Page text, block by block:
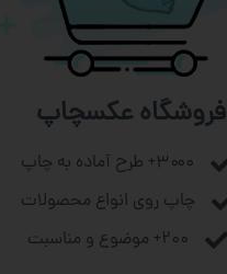
فروشگاه عکسچاپ
۳۰۰۰+ طرح آماده به چاپ
چاپ روی انواع محصولات
۲۰۰+ موضوع و مناسبت